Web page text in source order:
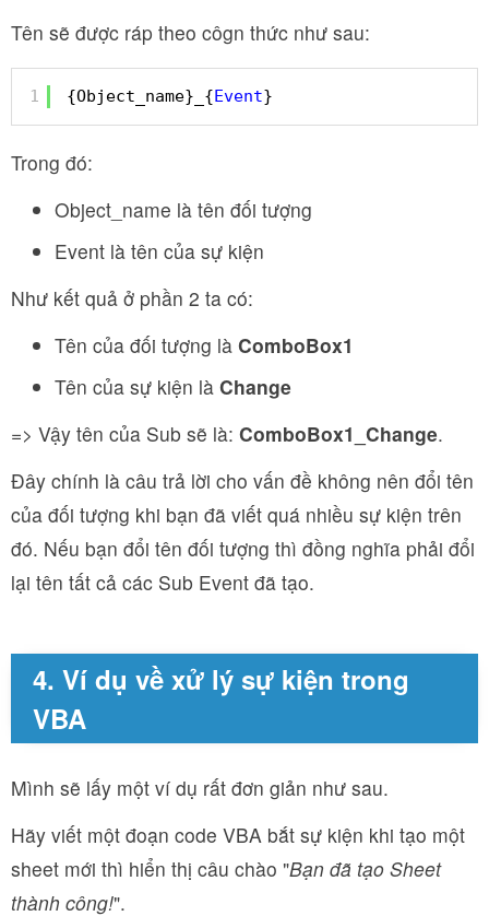
Tên sẽ được ráp theo côgn thức như sau:
1 {Object_name}_{Event}
Trong đó:
Object_name là tên đối tượng
Event là tên của sự kiện
Như kết quả ở phần 2 ta có:
Tên của đối tượng là ComboBox1
Tên của sự kiện là Change
=> Vậy tên của Sub sẽ là: ComboBox1_Change.
Đây chính là câu trả lời cho vấn đề không nên đổi tên
của đối tượng khi bạn đã viết quá nhiều sự kiện trên
đó. Nếu bạn đổi tên đối tượng thì đồng nghĩa phải đổi
lại tên tất cả các Sub Event đã tạo.
4. Ví dụ về xử lý sự kiện trong
VBA
Mình sẽ lấy một ví dụ rất đơn giản như sau.
Hãy viết một đoạn code VBA bắt sự kiện khi tạo một
sheet mới thì hiển thị câu chào "Bạn đã tạo Sheet
thành công!".